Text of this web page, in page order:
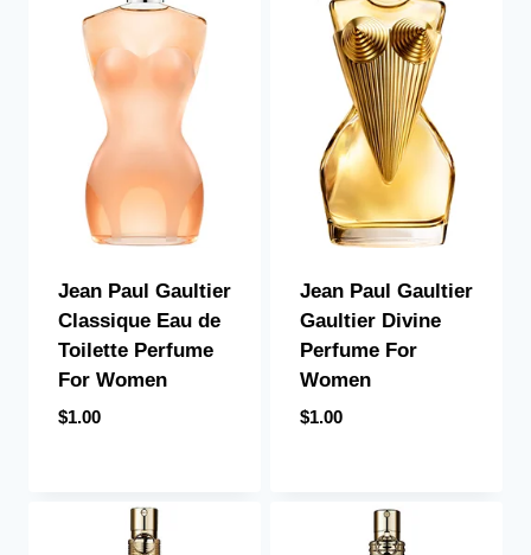
Jean Paul Gaultier
Classique Eau de
Toilette Perfume
For Women
$1.00
Jean Paul Gaultier
Gaultier Divine
Perfume For
Women
$1.00